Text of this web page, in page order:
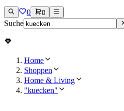
0 0
Suche
Home
Shoppen
Home & Living
"kuecken"